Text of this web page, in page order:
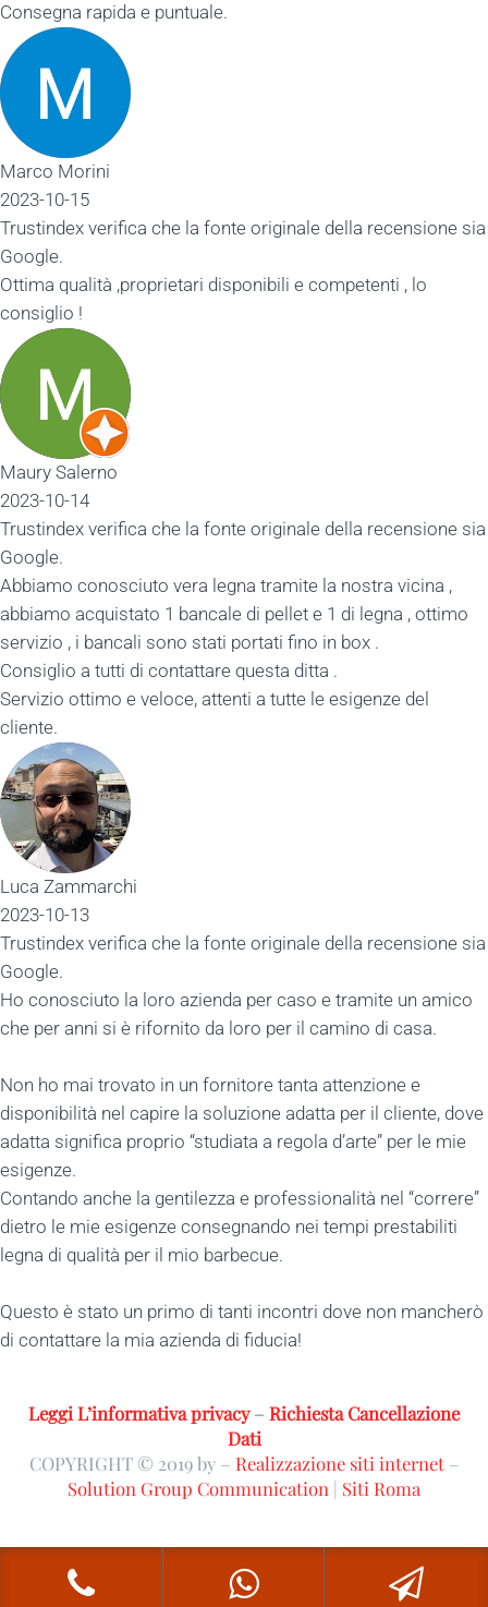
Consegna rapida e puntuale.
Marco Morini
2023-10-15
Trustindex verifica che la fonte originale della recensione sia
Google.
Ottima qualità ,proprietari disponibili e competenti , lo
consiglio !
Maury Salerno
2023-10-14
Trustindex verifica che la fonte originale della recensione sia
Google.
Abbiamo conosciuto vera legna tramite la nostra vicina ,
abbiamo acquistato 1 bancale di pellet e 1 di legna , ottimo
servizio , i bancali sono stati portati fino in box .
Consiglio a tutti di contattare questa ditta .
Servizio ottimo e veloce, attenti a tutte le esigenze del
cliente.
Luca Zammarchi
2023-10-13
Trustindex verifica che la fonte originale della recensione sia
Google.
Ho conosciuto la loro azienda per caso e tramite un amico
che per anni si è rifornito da loro per il camino di casa.
Non ho mai trovato in un fornitore tanta attenzione e
disponibilità nel capire la soluzione adatta per il cliente, dove
adatta significa proprio “studiata a regola d’arte” per le mie
esigenze.
Contando anche la gentilezza e professionalità nel “correre”
dietro le mie esigenze consegnando nei tempi prestabiliti
legna di qualità per il mio barbecue.
Questo è stato un primo di tanti incontri dove non mancherò
di contattare la mia azienda di fiducia!
Leggi L’informativa privacy– Richiesta Cancellazione
Dati
COPYRIGHT © 2019 by – Realizzazione siti internet–
Solution Group Communication | Siti Roma